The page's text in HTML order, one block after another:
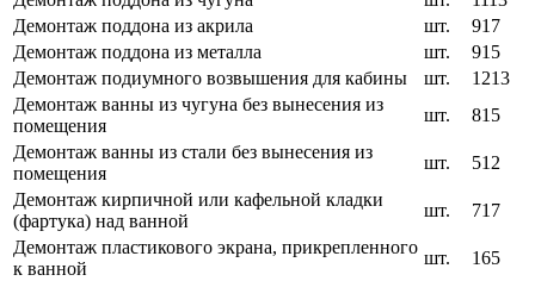
Демонтаж поддона из акрила
шт.
917
Демонтаж поддона из металла
шт.
915
Демонтаж подиумного возвышения для кабины
шт.
1213
Демонтаж ванны из чугуна без вынесения из
помещения
шт.
815
Демонтаж ванны из стали без вынесения из
помещения
шт.
512
Демонтаж кирпичной или кафельной кладки
(фартука) над ванной
шт.
717
Демонтаж пластикового экрана, прикрепленного
к ванной
шт.
165